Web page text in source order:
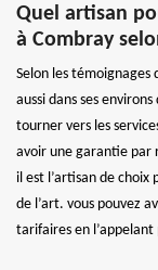
Quel artisan
à Combray
Selon les témoignages
aussi dans ses
tourner vers les
avoir une garantie par
il est l’artisan de
de l’art. vous pouvez
tarifaires en